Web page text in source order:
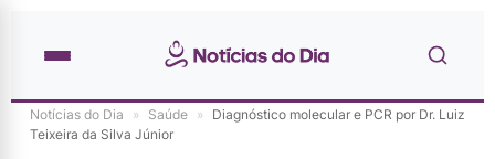
Notícias do Dia » Saúde » Diagnóstico molecular e PCR por Dr. Luiz
Teixeira da Silva Júnior